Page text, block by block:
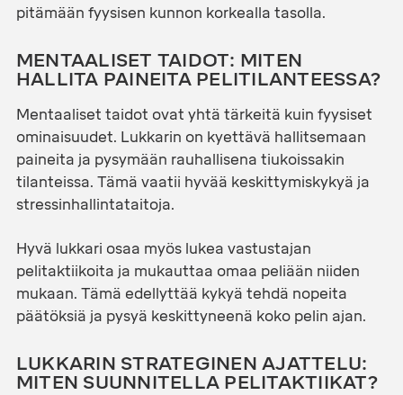
pitämään fyysisen kunnon korkealla tasolla.
MENTAALISET TAIDOT: MITEN
HALLITA PAINEITA PELITILANTEESSA?
Mentaaliset taidot ovat yhtä tärkeitä kuin fyysiset
ominaisuudet. Lukkarin on kyettävä hallitsemaan
paineita ja pysymään rauhallisena tiukoissakin
tilanteissa. Tämä vaatii hyvää keskittymiskykyä ja
stressinhallintataitoja.
Hyvä lukkari osaa myös lukea vastustajan
pelitaktiikoita ja mukauttaa omaa peliään niiden
mukaan. Tämä edellyttää kykyä tehdä nopeita
päätöksiä ja pysyä keskittyneenä koko pelin ajan.
LUKKARIN STRATEGINEN AJATTELU:
MITEN SUUNNITELLA PELITAKTIIKAT?